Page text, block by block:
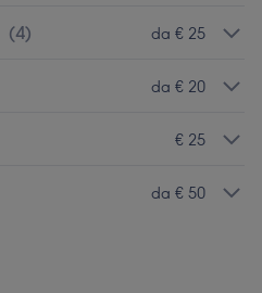
(4) da € 25
da € 20
€ 25
da € 50